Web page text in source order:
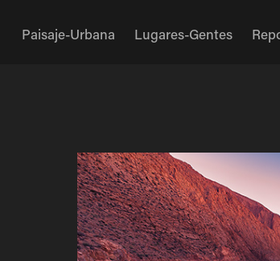
Paisaje-Urbana Lugares-Gentes